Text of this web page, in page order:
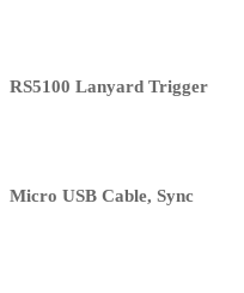
RS5100 Lanyard Trigger
Micro USB Cable, Sync